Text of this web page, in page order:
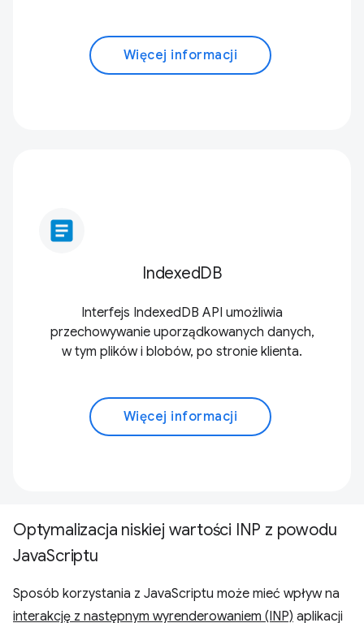
Więcej informacji
article
IndexedDB
Interfejs IndexedDB API umożliwia
przechowywanie uporządkowanych danych,
w tym plików i blobów, po stronie klienta.
Więcej informacji
Optymalizacja niskiej wartości INP z powodu
JavaScriptu
Sposób korzystania z JavaScriptu może mieć wpływ na
interakcję z następnym wyrenderowaniem (INP) aplikacji